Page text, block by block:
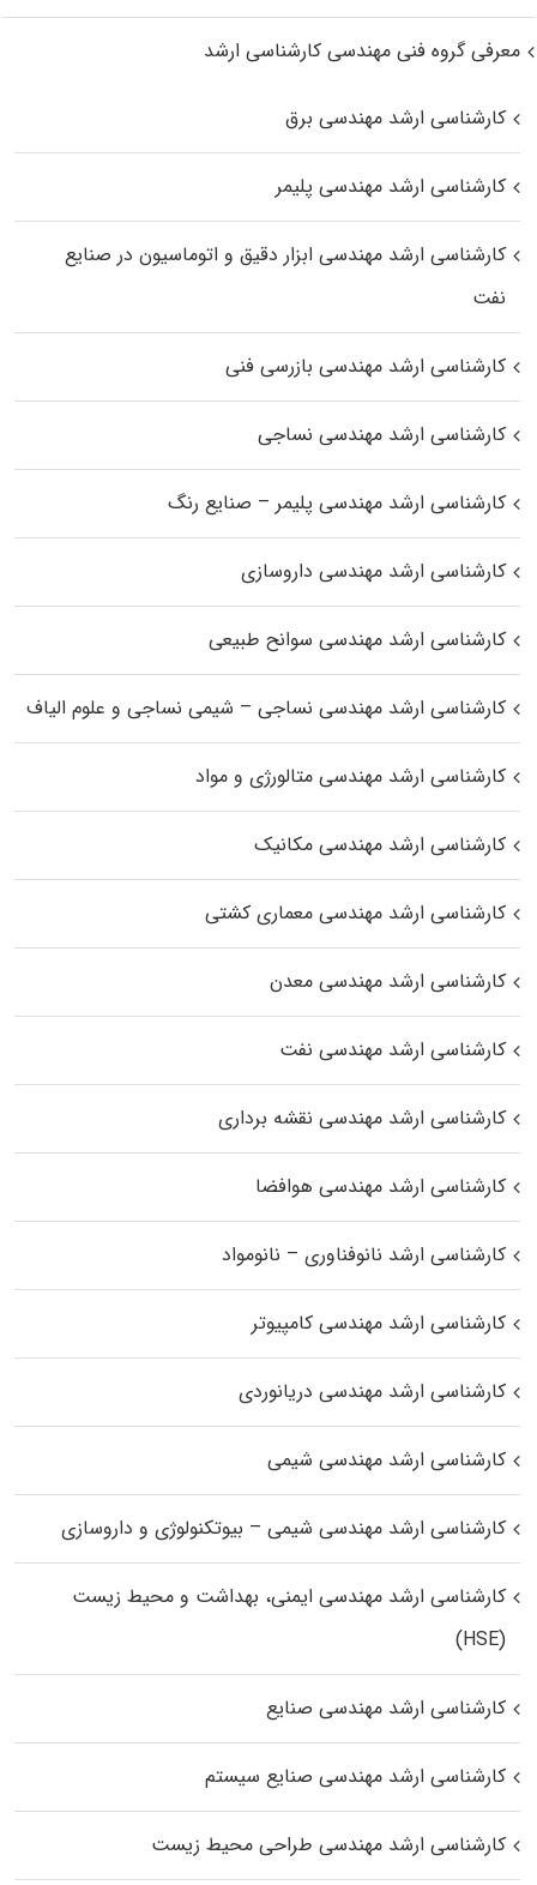
معرفی گروه فنی مهندسی کارشناسی ارشد
کارشناسی ارشد مهندسی برق
کارشناسی ارشد مهندسی پلیمر
کارشناسی ارشد مهندسی ابزار دقیق و اتوماسیون در صنایع
نفت
کارشناسی ارشد مهندسی بازرسی فنی
کارشناسی ارشد مهندسی نساجی
کارشناسی ارشد مهندسی پلیمر – صنایع رنگ
کارشناسی ارشد مهندسی داروسازی
کارشناسی ارشد مهندسی سوانح طبیعی
کارشناسی ارشد مهندسی نساجی – شیمی نساجی و علوم الیاف
کارشناسی ارشد مهندسی متالورژی و مواد
کارشناسی ارشد مهندسی مکانیک
کارشناسی ارشد مهندسی معماری کشتی
کارشناسی ارشد مهندسی معدن
کارشناسی ارشد مهندسی نفت
کارشناسی ارشد مهندسی نقشه برداری
کارشناسی ارشد مهندسی هوافضا
کارشناسی ارشد نانوفناوری – نانومواد
کارشناسی ارشد مهندسی کامپیوتر
کارشناسی ارشد مهندسی دریانوردی
کارشناسی ارشد مهندسی شیمی
کارشناسی ارشد مهندسی شیمی – بیوتکنولوژی و داروسازی
کارشناسی ارشد مهندسی ایمنی، بهداشت و محیط زیست
(HSE)
کارشناسی ارشد مهندسی صنایع
کارشناسی ارشد مهندسی صنایع سیستم
کارشناسی ارشد مهندسی طراحی محیط زیست